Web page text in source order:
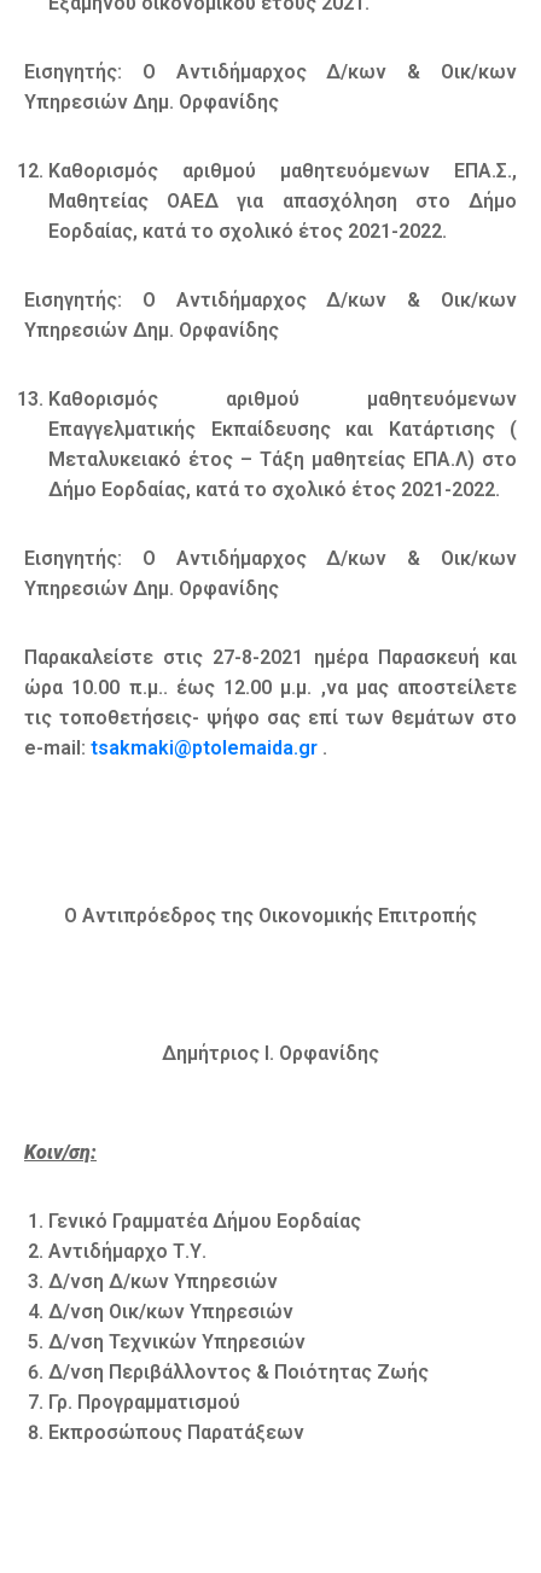
Εισηγητής: Ο Αντιδήμαρχος Δ/κων & Οικ/κων
Υπηρεσιών Δημ. Ορφανίδης
Καθορισμός αριθμού μαθητευόμενων ΕΠΑ.Σ.,
Μαθητείας ΟΑΕΔ για απασχόληση στο Δήμο
Εορδαίας, κατά το σχολικό έτος 2021-2022.
Εισηγητής: Ο Αντιδήμαρχος Δ/κων & Οικ/κων
Υπηρεσιών Δημ. Ορφανίδης
Καθορισμός αριθμού μαθητευόμενων
Επαγγελματικής Εκπαίδευσης και Κατάρτισης (
Μεταλυκειακό έτος – Τάξη μαθητείας ΕΠΑ.Λ) στο
Δήμο Εορδαίας, κατά το σχολικό έτος 2021-2022.
Εισηγητής: Ο Αντιδήμαρχος Δ/κων & Οικ/κων
Υπηρεσιών Δημ. Ορφανίδης
Παρακαλείστε στις 27-8-2021 ημέρα Παρασκευή και
ώρα 10.00 π.μ.. έως 12.00 μ.μ. ,να μας αποστείλετε
τις τοποθετήσεις- ψήφο σας επί των θεμάτων στο
e-mail: tsakmaki@ptolemaida.gr .
Ο Αντιπρόεδρος της Οικονομικής Επιτροπής
Δημήτριος Ι. Ορφανίδης
Κοιν/ση:
Γενικό Γραμματέα Δήμου Εορδαίας
Αντιδήμαρχο Τ.Υ.
Δ/νση Δ/κων Υπηρεσιών
Δ/νση Οικ/κων Υπηρεσιών
Δ/νση Τεχνικών Υπηρεσιών
Δ/νση Περιβάλλοντος & Ποιότητας Ζωής
Γρ. Προγραμματισμού
Εκπροσώπους Παρατάξεων